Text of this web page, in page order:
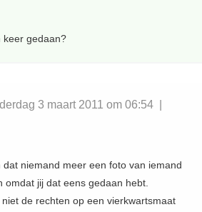
keer gedaan?
3 maart 2011 om 06:54 |
niemand meer een foto van iemand
omdat jij dat eens gedaan hebt.
de rechten op een vierkwartsmaat